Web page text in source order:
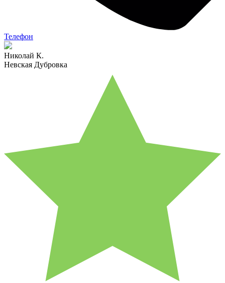
Телефон
Николай К.
Невская Дубровка